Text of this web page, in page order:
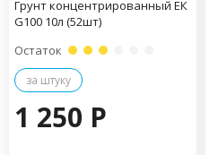
Грунт концентрированный ЕК
G100 10л (52шт)
Остаток
за штуку
1 250 P